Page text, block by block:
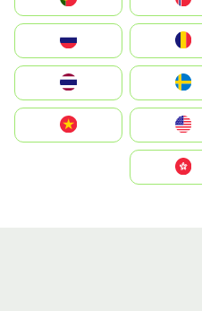
România
Slovensko
United States
Vietnam